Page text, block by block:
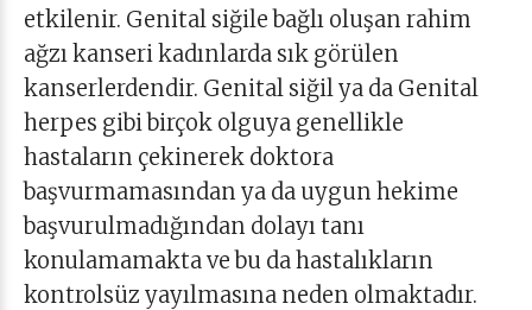
etkilenir. Genital siğile bağlı oluşan rahim
ağzı kanseri kadınlarda sık görülen
kanserlerdendir. Genital siğil ya da Genital
herpes gibi birçok olguya genellikle
hastaların çekinerek doktora
başvurmamasından ya da uygun hekime
başvurulmadığından dolayı tanı
konulamamakta ve bu da hastalıkların
kontrolsüz yayılmasına neden olmaktadır.